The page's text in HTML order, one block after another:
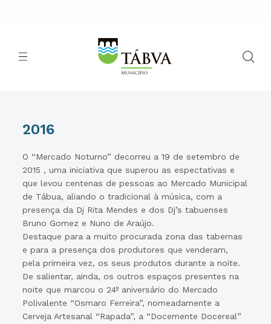
2016
O “Mercado Noturno” decorreu a 19 de setembro de
2015 , uma iniciativa que superou as espectativas e
que levou centenas de pessoas ao Mercado Municipal
de Tábua, aliando o tradicional à música, com a
presença da Dj Rita Mendes e dos Dj’s tabuenses
Bruno Gomez e Nuno de Araújo.
Destaque para a muito procurada zona das tabernas
e para a presença dos produtores que venderam,
pela primeira vez, os seus produtos durante a noite.
De salientar, ainda, os outros espaços presentes na
noite que marcou o 24º aniversário do Mercado
Polivalente “Osmaro Ferreira”, nomeadamente a
Cerveja Artesanal “Rapada”, a “Docemente Docereal”